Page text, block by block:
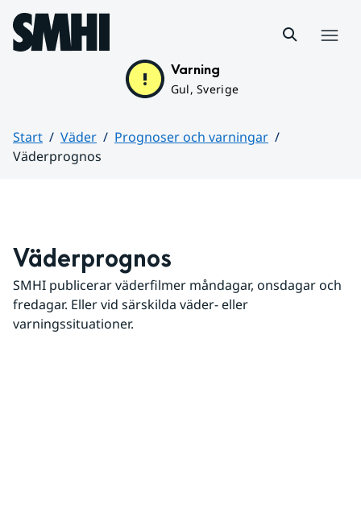
Hoppa till sidans innehåll
Varning
Gul, Sverige
Start Väder
Prognoser och varningar
Väderprognos
Väderprognos
SMHI publicerar väderfilmer måndagar, onsdagar och
fredagar. Eller vid särskilda väder- eller
varningssituationer.